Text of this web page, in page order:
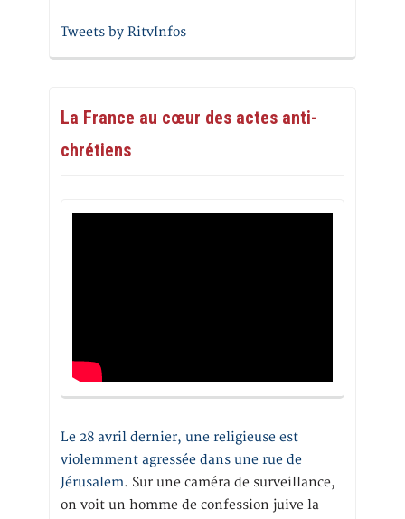
Tweets by RitvInfos
La France au cœur des actes anti-
chrétiens
Le 28 avril dernier, une religieuse est
violemment agressée dans une rue de
Jérusalem. Sur une caméra de surveillance,
on voit un homme de confession juive la